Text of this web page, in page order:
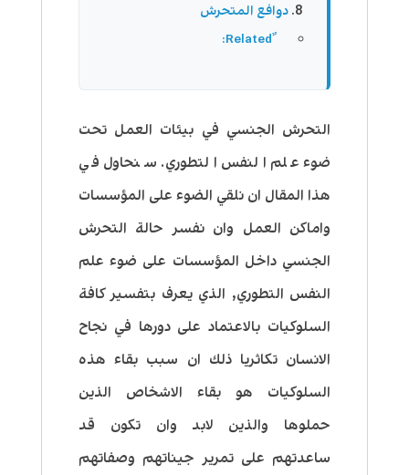
دوافع المتحرش
ٌRelated:
التحرش الجنسي في بيئات العمل تحت
ضوء علم النفس التطوري. سنحاول في
هذا المقال ان نلقي الضوء على المؤسسات
واماكن العمل وان نفسر حالة التحرش
الجنسي داخل المؤسسات على ضوء علم
النفس التطوري, الذي يعرف بتفسير كافة
السلوكيات بالاعتماد على دورها في نجاح
الانسان تكاثريا ذلك ان سبب بقاء هذه
السلوكيات هو بقاء الاشخاص الذين
حملوها والذين لابد وان تكون قد
ساعدتهم على تمرير جيناتهم وصفاتهم